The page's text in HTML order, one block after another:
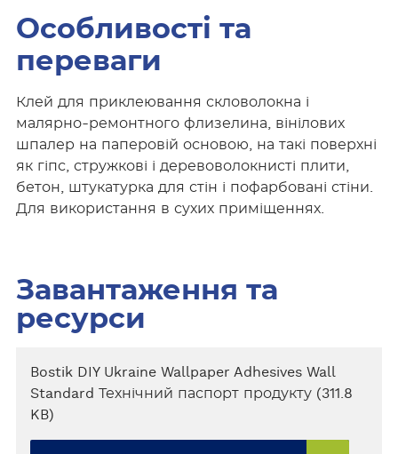
Особливості та
переваги
Клей для приклеювання скловолокна і
малярно-ремонтного флизелина, вінілових
шпалер на паперовій основою, на такі поверхні
як гіпс, стружкові і деревоволокнисті плити,
бетон, штукатурка для стін і пофарбовані стіни.
Для використання в сухих приміщеннях.
Завантаження та
ресурси
Bostik DIY Ukraine Wallpaper Adhesives Wall
Standard Технічний паспорт продукту (311.8
KB)